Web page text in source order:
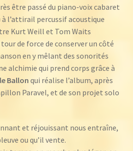
être passé du piano-voix cabaret
à l’attirail percussif acoustique
Kurt Weill et Tom Waits
de force de conserver un côté
en y mêlant des sonorités
alchimie qui prend corps grâce à
Ballon qui réalise l’album, après
Paravel, et de son projet solo
et réjouissant nous entraîne,
ou qu’il vente.